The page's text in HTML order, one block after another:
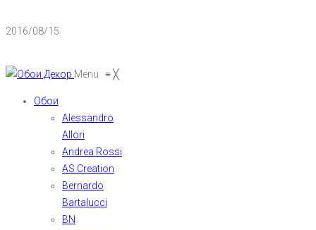
2016/08/15
Menu ≡╳
Обои
Alessandro
Allori
Andrea Rossi
AS Creation
Bernardo
Bartalucci
BN